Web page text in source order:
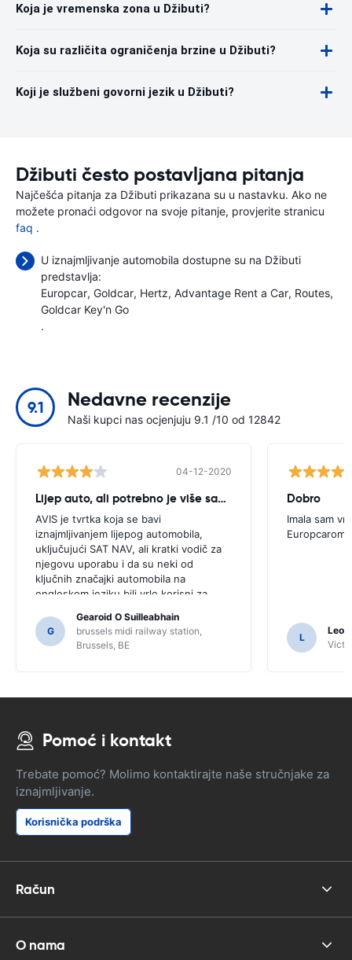
Koja je vremenska zona u Džibuti?
Koja su različita ograničenja brzine u Džibuti?
Koji je službeni govorni jezik u Džibuti?
Džibuti često postavljana pitanja
Najčešća pitanja za Džibuti prikazana su u nastavku. Ako ne
možete pronaći odgovor na svoje pitanje, provjerite stranicu
faq .
U iznajmljivanje automobila dostupne su na Džibuti
predstavlja:
Europcar Goldcar Hertz Advantage Rent a Car Routes
Goldcar Key'n Go
.
9.1 Nedavne recenzije
Naši kupci nas ocjenjuju 9.1 /10 od 12842
04-12-2020
Lijep auto, ali potrebno je više savjeta
AVIS je tvrtka koja se bavi
iznajmljivanjem lijepog automobila,
uključujući SAT NAV, ali kratki vodič za
njegovu uporabu i da su neki od
ključnih značajki automobila na
engleskom jeziku bili vrlo korisni za
određene mještane za smjernice i samo
zbog toga možda nismo shvatili funkcije
G
Gearoid O Suilleabhain
brussels midi railway station,
Brussels, BE
Dobro
Imala sam
Europcarom
L
Pomoć i kontakt
Trebate pomoć? Molimo kontaktirajte naše stručnjake za
iznajmljivanje.
Korisnička podrška
Račun
O nama